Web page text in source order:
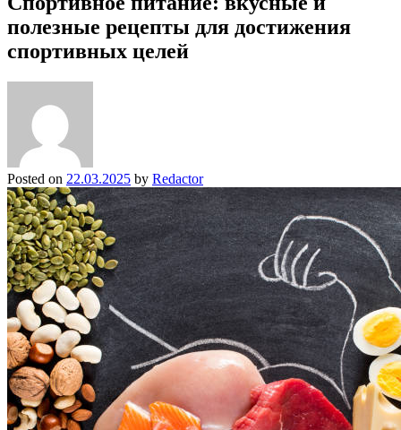
полезные рецепты для достижения
спортивных целей
Posted on 22.03.2025 by Redactor